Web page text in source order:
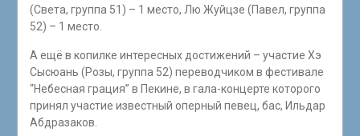
(Света, группа 51) – 1 место, Лю Жуйцзе (Павел, группа
52) – 1 место.
А ещё в копилке интересных достижений – участие Хэ
Сысюань (Розы, группа 52) переводчиком в фестивале
“Небесная грация” в Пекине, в гала-концерте которого
принял участие известный оперный певец, бас, Ильдар
Абдразаков.